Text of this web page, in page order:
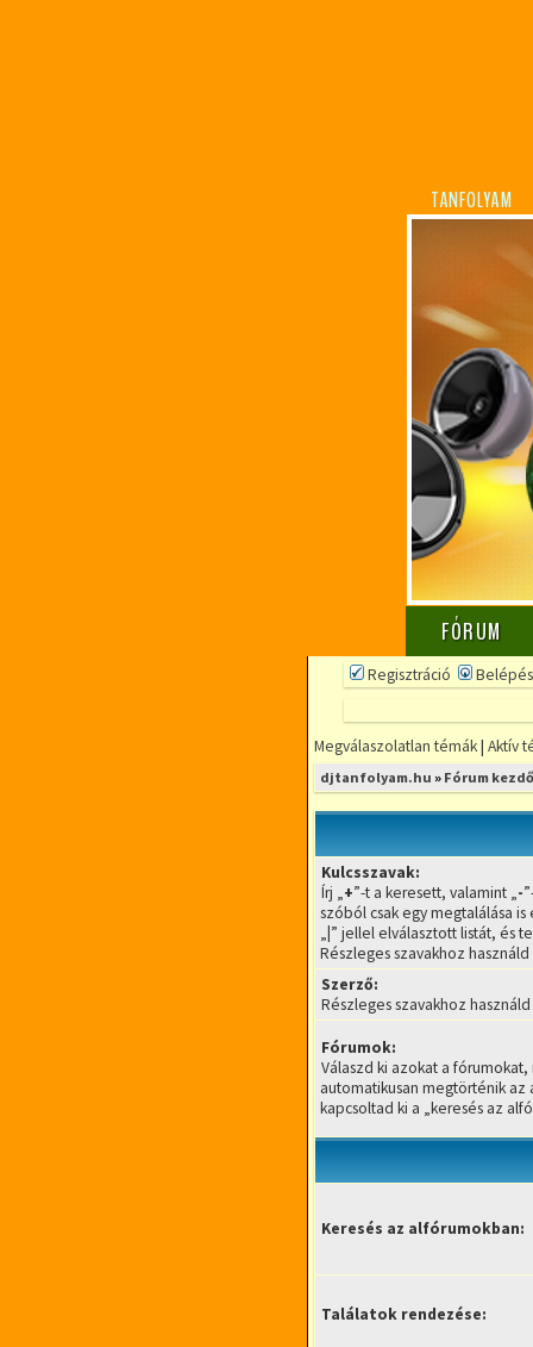
TANFOLYAM
FÓRUM
Regisztráció Belépés
Megválaszolatlan témák| Aktív
djtanfolyam.hu » Fórum
Kulcsszavak:
Írj „+”-t a keresett, valamint „-
szóból csak egy megtalálása
„ ” jellel elválasztott listát, és
Részleges szavakhoz
Szerző:
Részleges szavakhoz
Fórumok:
Válaszd ki azokat a
automatikusan megtörténik az
kapcsoltad ki a „keresés az
Keresés az alfórumokban:
Találatok rendezése: